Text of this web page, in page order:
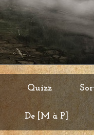
Quizz
De [M à P]